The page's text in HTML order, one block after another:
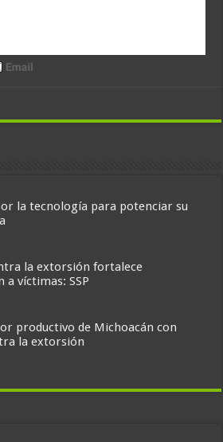
la tecnología para potenciar su
la extorsión fortalece
a víctimas: SSP
productivo de Michoacán con
la extorsión